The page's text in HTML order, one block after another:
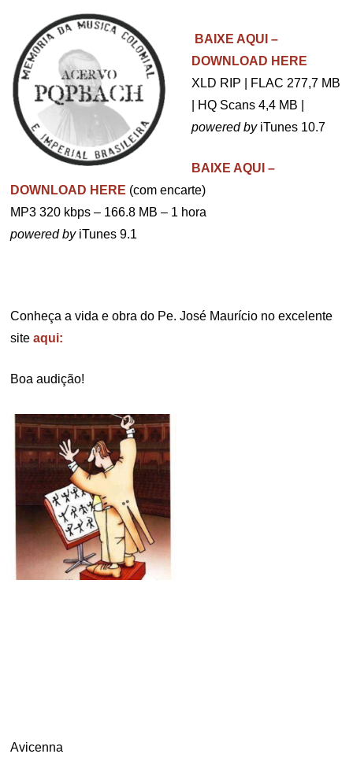
BAIXE AQUI –
DOWNLOAD HERE
XLD RIP | FLAC 277,7 MB
| HQ Scans 4,4 MB |
powered byiTunes 10.7
BAIXE AQUI –
DOWNLOAD HERE (com encarte)
MP3 320 kbps – 166.8 MB – 1 hora
powered byiTunes 9.1
Conheça a vida e obra do Pe. José Maurício no excelente
siteaqui:
Boa audição!
Avicenna